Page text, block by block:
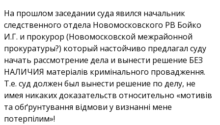
На прошлом заседании суда явился начальник
следственного отдела Новомосковского РВ Бойко
И.Г. и прокурор (Новомосковской межрайонной
прокуратуры?) который настойчиво предлагал суду
начать рассмотрение дела и вынести решение БЕЗ
НАЛИЧИЯ матеріалів кримінального провадження.
Т.е. суд должен был вынести решение по делу, не
имея никаких доказательств относительно «мотивів
та обґрунтування відмови у визнанні мене
потерпілим»!